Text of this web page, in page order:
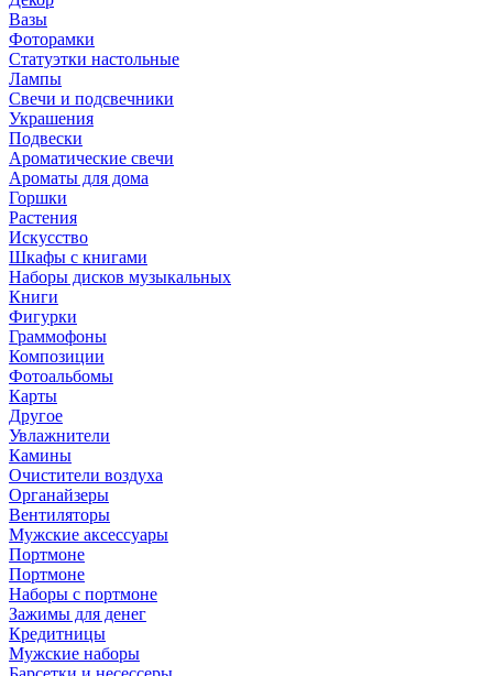
Вазы
Фоторамки
Статуэтки настольные
Лампы
Свечи и подсвечники
Украшения
Подвески
Ароматические свечи
Ароматы для дома
Горшки
Растения
Искусство
Шкафы с книгами
Наборы дисков музыкальных
Книги
Фигурки
Граммофоны
Композиции
Фотоальбомы
Карты
Другое
Увлажнители
Камины
Очистители воздуха
Органайзеры
Вентиляторы
Мужские аксессуары
Портмоне
Портмоне
Наборы с портмоне
Зажимы для денег
Кредитницы
Мужские наборы